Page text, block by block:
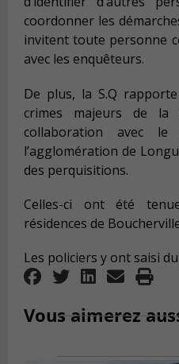
coordonner les
invitent toute personne
avec les enquêteurs.
De plus, la S.Q
crimes majeurs de la
collaboration avec
l’agglomération de
des perquisitions.
Celles-ci ont été
résidences de
Les policiers y ont saisi
Vous aimerez